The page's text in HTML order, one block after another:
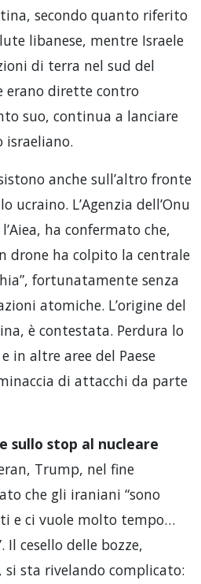
secondo quanto riferito
libanese, mentre Israele
di terra nel sud del
erano dirette contro
suo, continua a lanciare
anche sull’altro fronte
ucraino. L’Agenzia dell’Onu
ha confermato che,
drone ha colpito la centrale
fortunatamente senza
atomiche. L’origine del
è contestata. Perdura lo
in altre aree del Paese
di attacchi da parte
sullo stop al nucleare
Trump, nel fine
che gli iraniani “sono
e ci vuole molto tempo…
cesello delle bozze,
sta rivelando complicato: